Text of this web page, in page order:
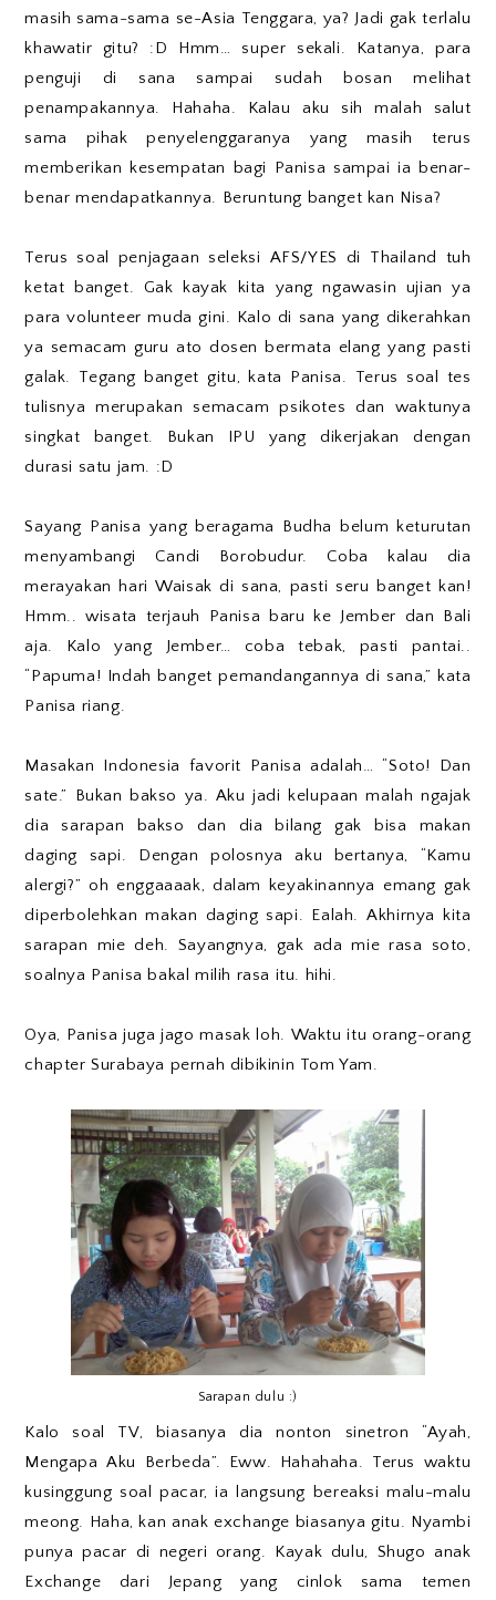
masih sama-sama se-Asia Tenggara, ya? Jadi gak terlalu
khawatir gitu? :D Hmm… super sekali. Katanya, para
penguji di sana sampai sudah bosan melihat
penampakannya. Hahaha. Kalau aku sih malah salut
sama pihak penyelenggaranya yang masih terus
memberikan kesempatan bagi Panisa sampai ia benar-
benar mendapatkannya. Beruntung banget kan Nisa?
Terus soal penjagaan seleksi AFS/YES di Thailand tuh
ketat banget. Gak kayak kita yang ngawasin ujian ya
para volunteer muda gini. Kalo di sana yang dikerahkan
ya semacam guru ato dosen bermata elang yang pasti
galak. Tegang banget gitu, kata Panisa. Terus soal tes
tulisnya merupakan semacam psikotes dan waktunya
singkat banget. Bukan IPU yang dikerjakan dengan
durasi satu jam. :D
Sayang Panisa yang beragama Budha belum keturutan
menyambangi Candi Borobudur. Coba kalau dia
merayakan hari Waisak di sana, pasti seru banget kan!
Hmm.. wisata terjauh Panisa baru ke Jember dan Bali
aja. Kalo yang Jember… coba tebak, pasti pantai..
“Papuma! Indah banget pemandangannya di sana,” kata
Panisa riang.
Masakan Indonesia favorit Panisa adalah… “Soto! Dan
sate.” Bukan bakso ya. Aku jadi kelupaan malah ngajak
dia sarapan bakso dan dia bilang gak bisa makan
daging sapi. Dengan polosnya aku bertanya, “Kamu
alergi?” oh enggaaaak, dalam keyakinannya emang gak
diperbolehkan makan daging sapi. Ealah. Akhirnya kita
sarapan mie deh. Sayangnya, gak ada mie rasa soto,
soalnya Panisa bakal milih rasa itu. hihi.
Oya, Panisa juga jago masak loh. Waktu itu orang-orang
chapter Surabaya pernah dibikinin Tom Yam.
Sarapan dulu :)
Kalo soal TV, biasanya dia nonton sinetron “Ayah,
Mengapa Aku Berbeda”. Eww. Hahahaha. Terus waktu
kusinggung soal pacar, ia langsung bereaksi malu-malu
meong. Haha, kan anak exchange biasanya gitu. Nyambi
punya pacar di negeri orang. Kayak dulu, Shugo anak
Exchange dari Jepang yang cinlok sama temen